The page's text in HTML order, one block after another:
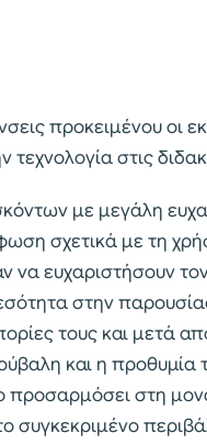
προκειμένου οι
στις
με μεγάλη
σχετικά με τη
να ευχαριστήσουν
στην
τους και μετά
και η προθυμία
προσαρμόσει στη
συγκεκριμένο